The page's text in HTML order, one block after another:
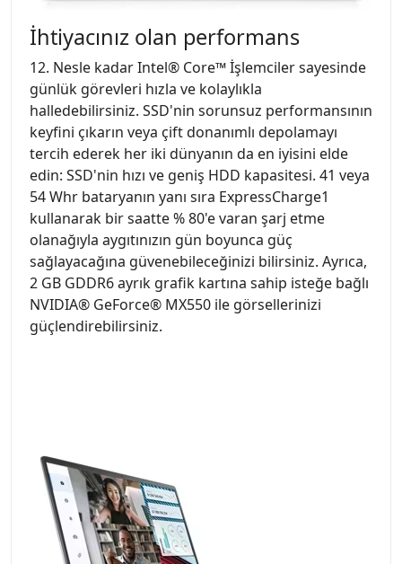
İhtiyacınız olan performans
12. Nesle kadar Intel® Core™ İşlemciler sayesinde
günlük görevleri hızla ve kolaylıkla
halledebilirsiniz. SSD'nin sorunsuz performansının
keyfini çıkarın veya çift donanımlı depolamayı
tercih ederek her iki dünyanın da en iyisini elde
edin: SSD'nin hızı ve geniş HDD kapasitesi. 41 veya
54 Whr bataryanın yanı sıra ExpressCharge1
kullanarak bir saatte % 80'e varan şarj etme
olanağıyla aygıtınızın gün boyunca güç
sağlayacağına güvenebileceğinizi bilirsiniz. Ayrıca,
2 GB GDDR6 ayrık grafik kartına sahip isteğe bağlı
NVIDIA® GeForce® MX550 ile görsellerinizi
güçlendirebilirsiniz.